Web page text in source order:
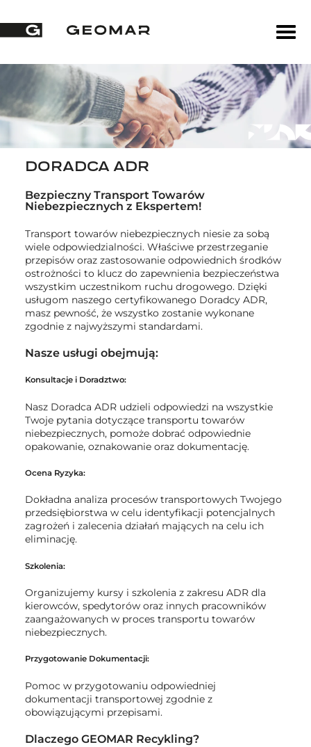
DORADCA ADR
Bezpieczny Transport Towarów
Niebezpiecznych z Ekspertem!
Transport towarów niebezpiecznych niesie za sobą
wiele odpowiedzialności. Właściwe przestrzeganie
przepisów oraz zastosowanie odpowiednich środków
ostrożności to klucz do zapewnienia bezpieczeństwa
wszystkim uczestnikom ruchu drogowego. Dzięki
usługom naszego certyfikowanego Doradcy ADR,
masz pewność, że wszystko zostanie wykonane
zgodnie z najwyższymi standardami.
Nasze usługi obejmują:
Konsultacje i Doradztwo:
Nasz Doradca ADR udzieli odpowiedzi na wszystkie
Twoje pytania dotyczące transportu towarów
niebezpiecznych, pomoże dobrać odpowiednie
opakowanie, oznakowanie oraz dokumentację.
Ocena Ryzyka:
Dokładna analiza procesów transportowych Twojego
przedsiębiorstwa w celu identyfikacji potencjalnych
zagrożeń i zalecenia działań mających na celu ich
eliminację.
Szkolenia:
Organizujemy kursy i szkolenia z zakresu ADR dla
kierowców, spedytorów oraz innych pracowników
zaangażowanych w proces transportu towarów
niebezpiecznych.
Przygotowanie Dokumentacji:
Pomoc w przygotowaniu odpowiedniej
dokumentacji transportowej zgodnie z
obowiązującymi przepisami.
Dlaczego GEOMAR Recykling?